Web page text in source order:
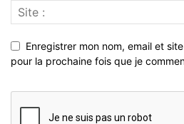
Enregistrer mon nom, email et
pour la prochaine fois que je